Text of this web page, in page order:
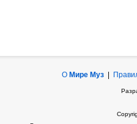
О Мире Муз|